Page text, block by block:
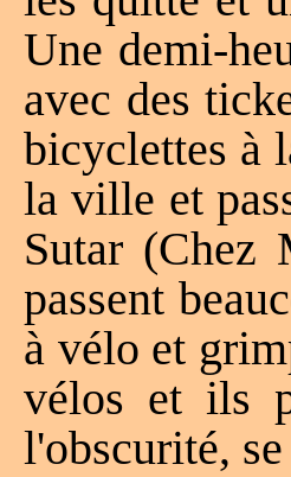
Une demi-
avec des
bicyclettes à
la ville et
Sutar
passent
à vélo et
vélos et ils
l'obscurité,